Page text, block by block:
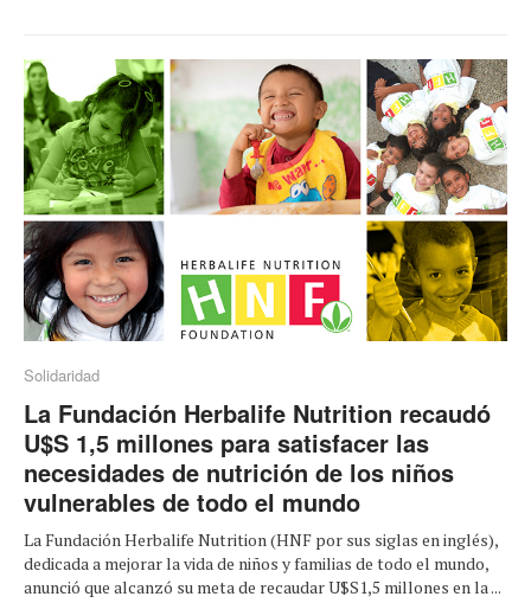
Solidaridad
La Fundación Herbalife Nutrition recaudó
U$S 1,5 millones para satisfacer las
necesidades de nutrición de los niños
vulnerables de todo el mundo
La Fundación Herbalife Nutrition (HNF por sus siglas en inglés),
dedicada a mejorar la vida de niños y familias de todo el mundo,
anunció que alcanzó su meta de recaudar U$S1,5 millones en la ...